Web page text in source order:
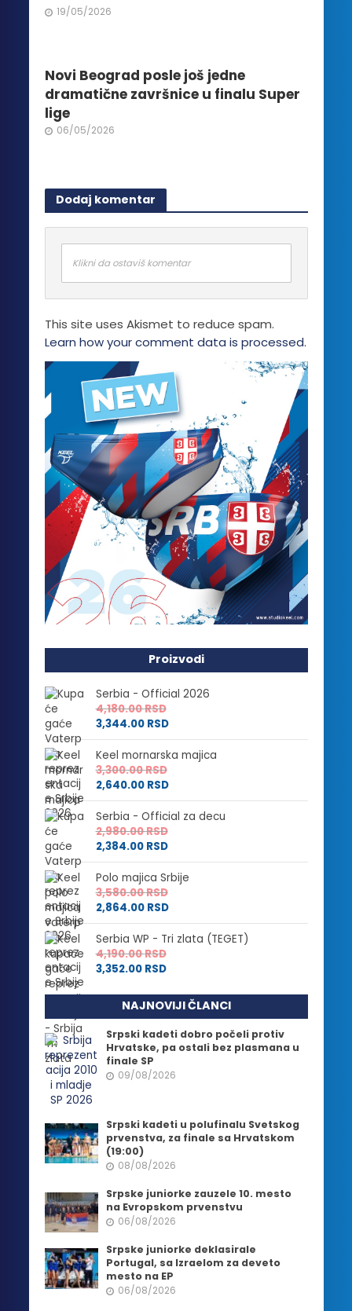
19/05/2026
Novi Beograd posle još jedne
dramatične završnice u finalu Super
lige
06/05/2026
Dodaj komentar
Klikni da ostaviš komentar
This site uses Akismet to reduce spam.
Learn how your comment data is processed.
Proizvodi
Serbia - Official 2026
4,180.00RSD
3,344.00 RSD
Keel mornarska majica
3,300.00RSD
2,640.00 RSD
Serbia - Official za decu
2,980.00RSD
2,384.00 RSD
Polo majica Srbije
3,580.00RSD
2,864.00 RSD
Serbia WP - Tri zlata (TEGET)
4,190.00RSD
3,352.00 RSD
NAJNOVIJI ČLANCI
Srpski kadeti dobro počeli protiv
Hrvatske, pa ostali bez plasmana u
finale SP
09/08/2026
Srpski kadeti u polufinalu Svetskog
prvenstva, za finale sa Hrvatskom
(19:00)
08/08/2026
Srpske juniorke zauzele 10. mesto
na Evropskom prvenstvu
06/08/2026
Srpske juniorke deklasirale
Portugal, sa Izraelom za deveto
mesto na EP
06/08/2026